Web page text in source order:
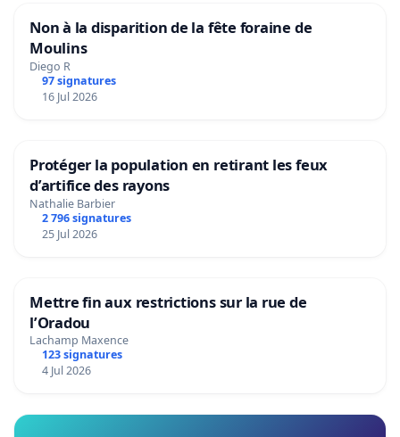
Non à la disparition de la fête foraine de
Moulins
Diego R
97 signatures
16 Jul 2026
Protéger la population en retirant les feux
d’artifice des rayons
Nathalie Barbier
2 796 signatures
25 Jul 2026
Mettre fin aux restrictions sur la rue de
l’Oradou
Lachamp Maxence
123 signatures
4 Jul 2026